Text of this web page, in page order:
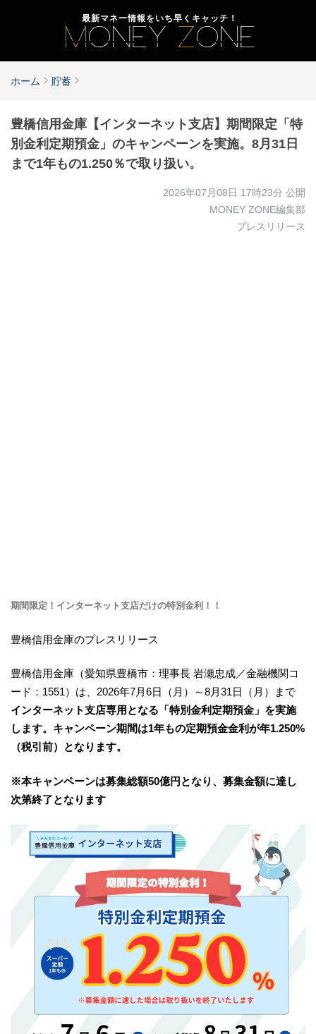
最新マネー情報をいち早くキャッチ！
ホーム 貯蓄
豊橋信用金庫【インターネット支店】期間限定「特
別金利定期預金」のキャンペーンを実施。8月31日
まで1年もの1.250％で取り扱い。
2026年07月08日 17時23分 公開
MONEY ZONE編集部
プレスリリース
期間限定！インターネット支店だけの特別金利！！
豊橋信用金庫のプレスリリース
豊橋信用金庫（愛知県豊橋市：理事長 岩瀬忠成／金融機関コ
ード：1551）は、2026年7月6日（月）～8月31日（月）まで
インターネット支店専用となる「特別金利定期預金」を実施
します。キャンペーン期間は1年もの定期預金金利が年1.250%
（税引前）となります。
※本キャンペーンは募集総額50億円となり、募集金額に達し
次第終了となります